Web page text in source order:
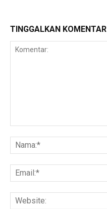
TINGGALKAN KOMENTAR